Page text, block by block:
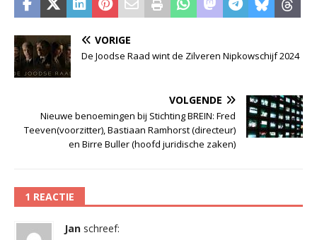
VORIGE
De Joodse Raad wint de Zilveren Nipkowschijf 2024
VOLGENDE
Nieuwe benoemingen bij Stichting BREIN: Fred
Teeven(voorzitter), Bastiaan Ramhorst (directeur)
en Birre Buller (hoofd juridische zaken)
1 REACTIE
Jan schreef: